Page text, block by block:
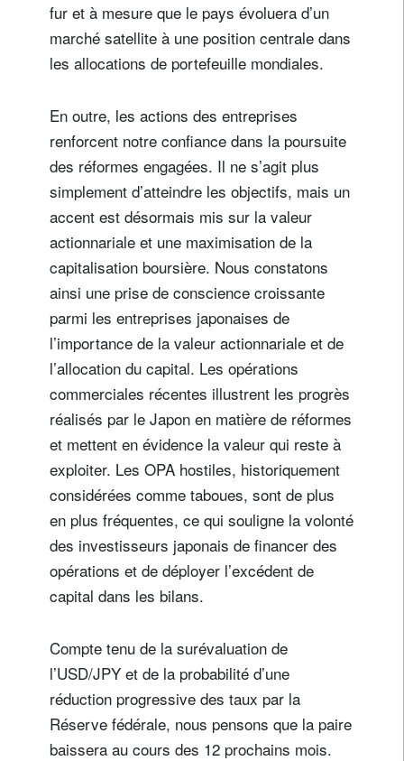
fur et à mesure que le pays évoluera d’un
marché satellite à une position centrale dans
les allocations de portefeuille mondiales.
En outre, les actions des entreprises
renforcent notre confiance dans la poursuite
des réformes engagées. Il ne s’agit plus
simplement d’atteindre les objectifs, mais un
accent est désormais mis sur la valeur
actionnariale et une maximisation de la
capitalisation boursière. Nous constatons
ainsi une prise de conscience croissante
parmi les entreprises japonaises de
l’importance de la valeur actionnariale et de
l’allocation du capital. Les opérations
commerciales récentes illustrent les progrès
réalisés par le Japon en matière de réformes
et mettent en évidence la valeur qui reste à
exploiter. Les OPA hostiles, historiquement
considérées comme taboues, sont de plus
en plus fréquentes, ce qui souligne la volonté
des investisseurs japonais de financer des
opérations et de déployer l’excédent de
capital dans les bilans.
Compte tenu de la surévaluation de
l’USD/JPY et de la probabilité d’une
réduction progressive des taux par la
Réserve fédérale, nous pensons que la paire
baissera au cours des 12 prochains mois.